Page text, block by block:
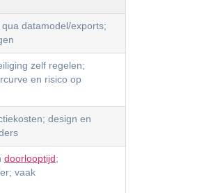
datamodel/exports;
zelf regelen;
en risico op
design en
doorlooptijd ;
vaak